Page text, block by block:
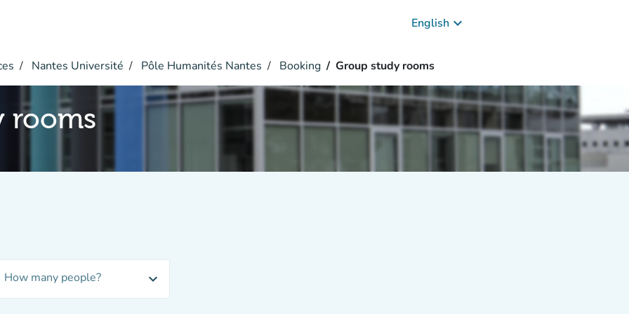
English keyboard_arrow_down
Nantes Université Pôle Humanités Nantes Booking Group study rooms
rooms
How many people? expand_more